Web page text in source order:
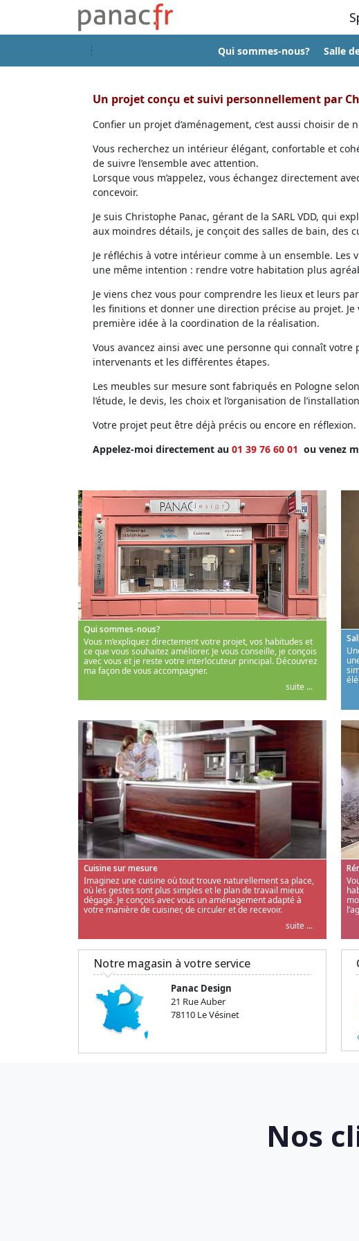
Qui sommes-nous? Salle
Un projet conçu et suivi personnellement par
Confier un projet d’aménagement, c’est aussi choisir
Vous recherchez un intérieur élégant, confortable et
de suivre l’ensemble avec attention.
Lorsque vous m’appelez, vous échangez directement
concevoir.
Je suis Christophe Panac, gérant de la SARL VDD, qui
aux moindres détails, je conçoit des salles de bain, des
Je réfléchis à votre intérieur comme à un ensemble.
une même intention : rendre votre habitation plus
Je viens chez vous pour comprendre les lieux et leurs
les finitions et donner une direction précise au projet.
première idée à la coordination de la réalisation.
Vous avancez ainsi avec une personne qui connaît
intervenants et les différentes étapes.
Les meubles sur mesure sont fabriqués en Pologne
l’étude, le devis, les choix et l’organisation de
Votre projet peut être déjà précis ou encore en
Appelez-moi directement au 01 39 76 60 01 ou venez
Qui sommes-nous?
Vous m’expliquez directement votre projet, vos habitudes et
ce que vous souhaitez améliorer. Je vous conseille, je conçois
avec vous et je reste votre interlocuteur principal. Découvrez
ma façon de vous accompagner.
suite ...
Cuisine sur mesure
Imaginez une cuisine où tout trouve naturellement sa place,
où les gestes sont plus simples et le plan de travail mieux
dégagé. Je conçois avec vous un aménagement adapté à
votre manière de cuisiner, de circuler et de recevoir.
suite ...
Notre magasin à votre service
Panac Design
21 Rue Auber
78110 Le Vésinet
Nos